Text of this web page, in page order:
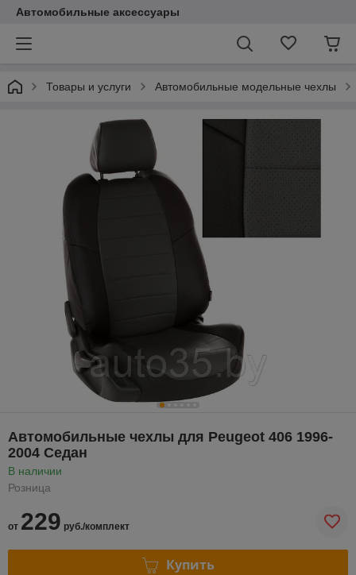
Автомобильные аксессуары
Товары и услуги Автомобильные модельные чехлы
Автомобильные чехлы для Peugeot 406 1996-
2004 Седан
В наличии
Розница
от 229 руб./комплект
Купить